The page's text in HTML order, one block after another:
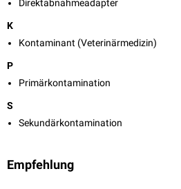
Direktabnahmeadapter
K
Kontaminant (Veterinärmedizin)
P
Primärkontamination
S
Sekundärkontamination
Empfehlung